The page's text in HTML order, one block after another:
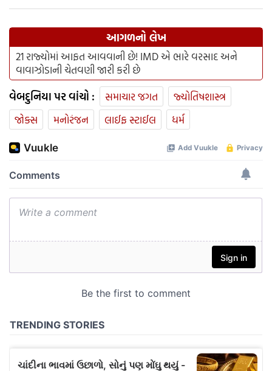
આગળનો લેખ
21 રાજ્યોમાં આફત આવવાની છે! IMD એ ભારે વરસાદ અને
વાવાઝોડાની ચેતવણી જારી કરી છે
વેબદુનિયા પર વાંચો : સમાચાર જગત
જ્યોતિષશાસ્ત્ર
જોક્સ
મનોરંજન લાઈફ સ્ટાઈલ ધર્મ